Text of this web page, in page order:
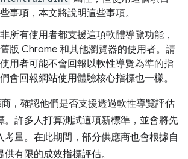
事項，本文將說明這些事項。
所有使用者都支援這項軟體導覽功能，
版 Chrome 和其他瀏覽器的使用者。請
用者可能不會回報以軟性導覽為準的指
會回報網站使用體驗核心指標也一樣。
，確認他們是否支援透過軟性導覽評估
。許多人打算測試這項新標準，並會將先
考量。在此期間，部分供應商也會根據自
有限的成效指標評估。